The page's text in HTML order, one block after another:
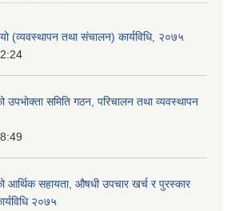
(व्यवस्थापन तथा संचालन) कार्यविधि, २०७५
उपभोक्ता समिति गठन, परिचालन तथा व्यवस्थापन
आर्थिक सहायता, औषधी उपचार खर्च र पुरस्कार
२०७५